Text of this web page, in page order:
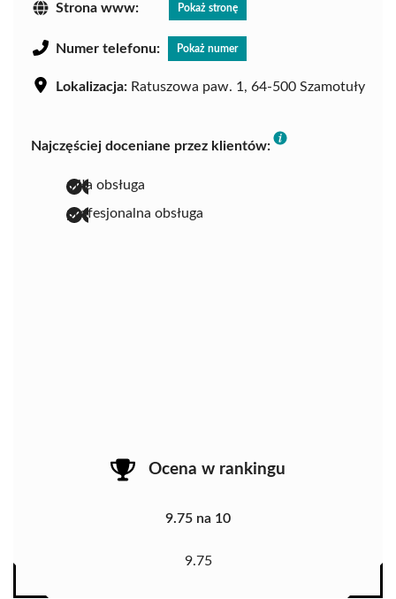
Strona www: Pokaż stronę
Numer telefonu: Pokaż numer
Lokalizacja: Ratuszowa paw. 1, 64-500 Szamotuły
Najczęściej doceniane przez klientów:
miła obsługa
profesjonalna obsługa
Ocena w rankingu
9.75 na 10
9.75